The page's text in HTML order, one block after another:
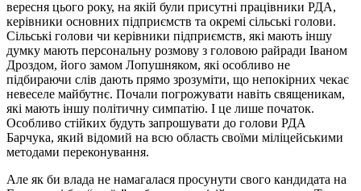
вересня цього року, на якій були присутні працівники РДА,
керівники основних підприємств та окремі сільські голови.
Сільські голови чи керівники підприємств, які мають іншу
думку мають персональну розмову з головою райради Іваном
Дроздом, його замом Лопушняком, які особливо не
підбираючи слів дають прямо зрозуміти, що непокірних чекає
невеселе майбутнє. Почали погрожувати навіть священикам,
які мають іншу політичну симпатію. І це лише початок.
Особливо стійких будуть запрошувати до голови РДА
Барчука, який відомий на всю область своїми міліцейськими
методами переконування.
Але як би влада не намагалася просунути свого кандидата на